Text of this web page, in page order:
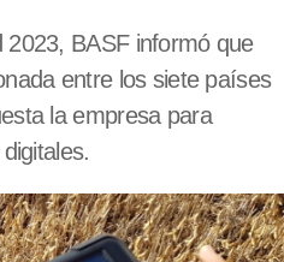
2023, BASF informó que
entre los siete países
la empresa para